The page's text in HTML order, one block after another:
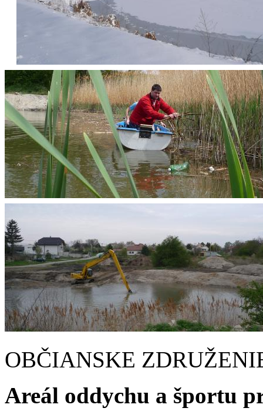
OBČIANSKE
Areál oddychu a športu